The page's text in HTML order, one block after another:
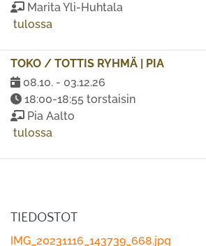
Marita Yli-Huhtala
tulossa
TOKO / TOTTIS RYHMÄ | PIA
08.10. - 03.12.26
18:00-18:55 torstaisin
Pia Aalto
tulossa
TIEDOSTOT
IMG_20231116_143739_668.jpg